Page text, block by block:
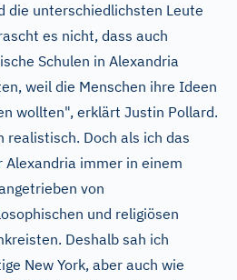
die unterschiedlichsten Leute
es nicht, dass auch
Schulen in Alexandria
weil die Menschen ihre Ideen
wollten", erklärt Justin Pollard.
realistisch. Doch als ich das
immer in einem
von
und religiösen
Deshalb sah ich
New York, aber auch wie